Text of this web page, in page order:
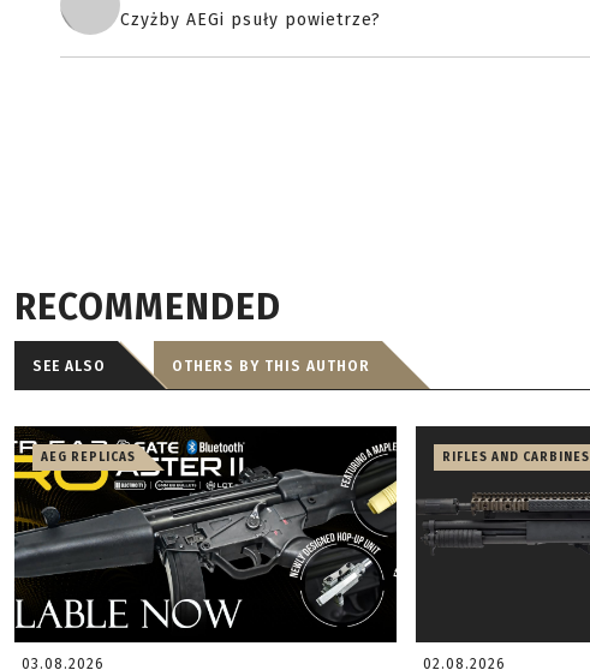
Czyżby AEGi psuły powietrze?
RECOMMENDED
SEE ALSO OTHERS BY THIS AUTHOR
AEG REPLICAS
03.08.2026
RIFLES AND CARBINES
02.08.2026